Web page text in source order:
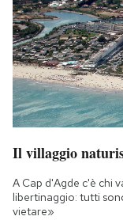
Il villaggio
A Cap d'Agde c'è chi
libertinaggio: tutti
vietare»